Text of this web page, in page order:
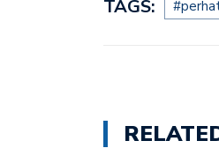
TAGS: